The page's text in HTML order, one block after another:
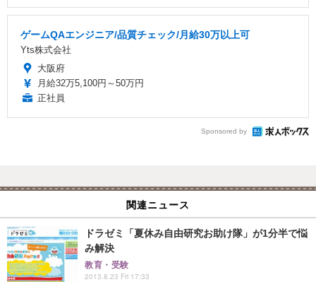
ゲームQAエンジニア/品質チェック/月給30万以上可
Yts株式会社
大阪府
月給32万5,100円～50万円
正社員
Sponsored by
関連ニュース
ドラゼミ「夏休み自由研究お助け隊」が1分半で悩
み解決
教育・受験
2013.8.23 Fri 17:33